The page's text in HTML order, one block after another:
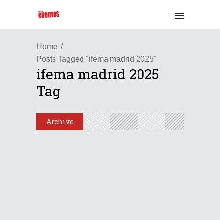
Home
Posts Tagged "ifema madrid 2025"
ifema madrid 2025
Tag
Archive